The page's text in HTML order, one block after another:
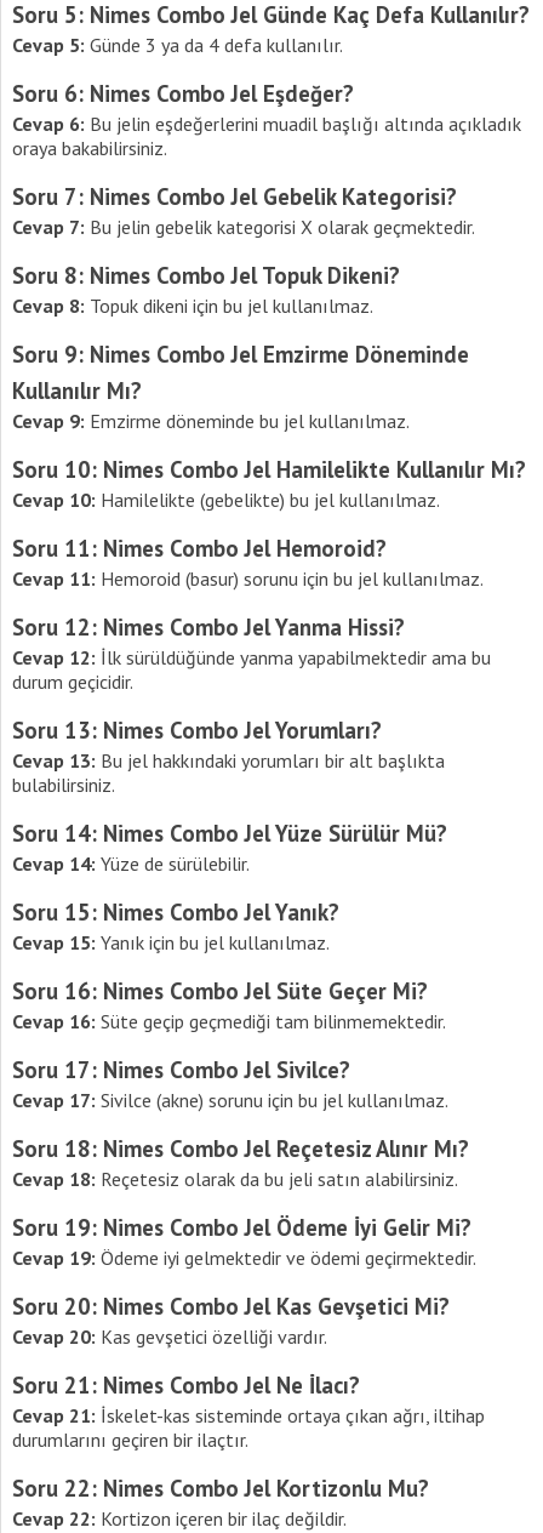
Soru 5: Nimes Combo Jel Günde Kaç Defa Kullanılır?
Cevap 5: Günde 3 ya da 4 defa kullanılır.
Soru 6: Nimes Combo Jel Eşdeğer?
Cevap 6: Bu jelin eşdeğerlerini muadil başlığı altında açıkladık
oraya bakabilirsiniz.
Soru 7: Nimes Combo Jel Gebelik Kategorisi?
Cevap 7: Bu jelin gebelik kategorisi X olarak geçmektedir.
Soru 8: Nimes Combo Jel Topuk Dikeni?
Cevap 8: Topuk dikeni için bu jel kullanılmaz.
Soru 9: Nimes Combo Jel Emzirme Döneminde
Kullanılır Mı?
Cevap 9: Emzirme döneminde bu jel kullanılmaz.
Soru 10: Nimes Combo Jel Hamilelikte Kullanılır Mı?
Cevap 10: Hamilelikte (gebelikte) bu jel kullanılmaz.
Soru 11: Nimes Combo Jel Hemoroid?
Cevap 11: Hemoroid (basur) sorunu için bu jel kullanılmaz.
Soru 12: Nimes Combo Jel Yanma Hissi?
Cevap 12: İlk sürüldüğünde yanma yapabilmektedir ama bu
durum geçicidir.
Soru 13: Nimes Combo Jel Yorumları?
Cevap 13: Bu jel hakkındaki yorumları bir alt başlıkta
bulabilirsiniz.
Soru 14: Nimes Combo Jel Yüze Sürülür Mü?
Cevap 14: Yüze de sürülebilir.
Soru 15: Nimes Combo Jel Yanık?
Cevap 15: Yanık için bu jel kullanılmaz.
Soru 16: Nimes Combo Jel Süte Geçer Mi?
Cevap 16: Süte geçip geçmediği tam bilinmemektedir.
Soru 17: Nimes Combo Jel Sivilce?
Cevap 17: Sivilce (akne) sorunu için bu jel kullanılmaz.
Soru 18: Nimes Combo Jel Reçetesiz Alınır Mı?
Cevap 18: Reçetesiz olarak da bu jeli satın alabilirsiniz.
Soru 19: Nimes Combo Jel Ödeme İyi Gelir Mi?
Cevap 19: Ödeme iyi gelmektedir ve ödemi geçirmektedir.
Soru 20: Nimes Combo Jel Kas Gevşetici Mi?
Cevap 20: Kas gevşetici özelliği vardır.
Soru 21: Nimes Combo Jel Ne İlacı?
Cevap 21: İskelet-kas sisteminde ortaya çıkan ağrı, iltihap
durumlarını geçiren bir ilaçtır.
Soru 22: Nimes Combo Jel Kortizonlu Mu?
Cevap 22: Kortizon içeren bir ilaç değildir.